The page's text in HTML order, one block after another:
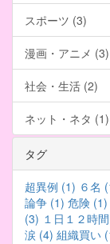
スポーツ (3)
漫画・アニメ (3)
社会・生活 (2)
ネット・ネタ (1)
タグ
超異例 (1) ６名
論争 (1) 危険 (1)
(3) １日１２時
涙 (4) 組織買い